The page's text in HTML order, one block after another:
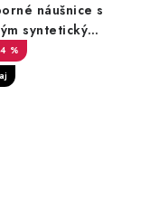
náušnice s
syntetickým
opálom
%